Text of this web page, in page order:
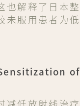
也解释了日本整
未服用患者为低
of